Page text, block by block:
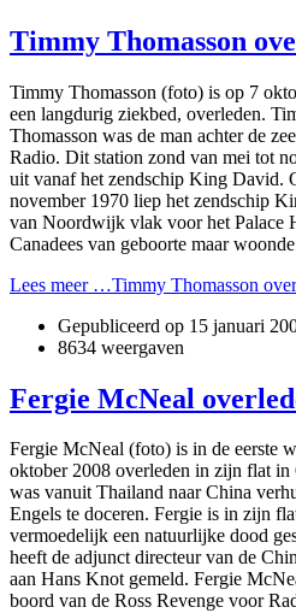
Timmy Thomasson
Timmy Thomasson (foto) is op 7
een langdurig ziekbed, overleden.
Thomasson was de man achter de
Radio. Dit station zond van mei tot
uit vanaf het zendschip King David.
november 1970 liep het zendschip
van Noordwijk vlak voor het Palace
Canadees van geboorte maar
Lees meer …Timmy Thomasson
Gepubliceerd op 15 januari
8634 weergaven
Fergie McNeal
Fergie McNeal (foto) is in de eerste
oktober 2008 overleden in zijn flat in
was vanuit Thailand naar China
Engels te doceren. Fergie is in zijn
vermoedelijk een natuurlijke dood
heeft de adjunct directeur van de
aan Hans Knot gemeld. Fergie
boord van de Ross Revenge voor